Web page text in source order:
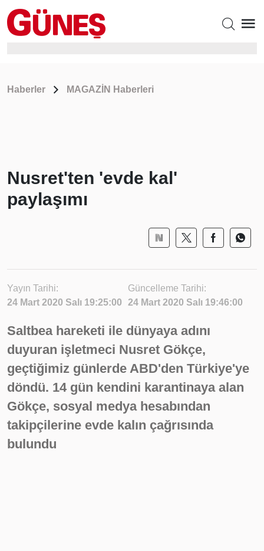
Haberler MAGAZİN Haberleri
Nusret'ten 'evde kal'
paylaşımı
Yayın Tarihi:
24 Mart 2020 Salı 19:25:00
Güncelleme Tarihi:
24 Mart 2020 Salı 19:46:00
Saltbea hareketi ile dünyaya adını
duyuran işletmeci Nusret Gökçe,
geçtiğimiz günlerde ABD'den Türkiye'ye
döndü. 14 gün kendini karantinaya alan
Gökçe, sosyal medya hesabından
takipçilerine evde kalın çağrısında
bulundu